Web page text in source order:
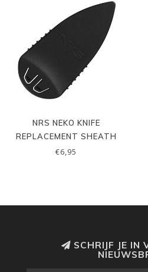
NRS NEKO KNIFE
REPLACEMENT SHEATH
€6,95
SCHRIJF JE IN